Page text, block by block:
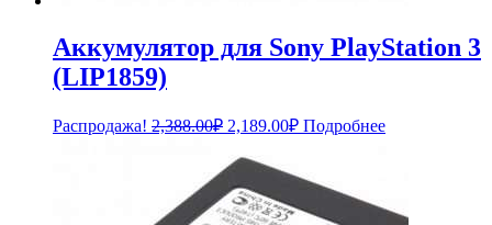
Аккумулятор для Sony PlayStation 3
(LIP1859)
Распродажа! 2,388.00₽ Первоначальная
составляла
2,388.00₽.
2,189.00₽Текущая
цена:
Подробнее